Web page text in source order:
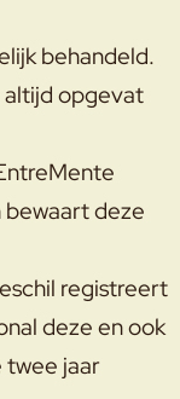
behandeld.
opgevat
deze
registreert
deze en ook
twee jaar